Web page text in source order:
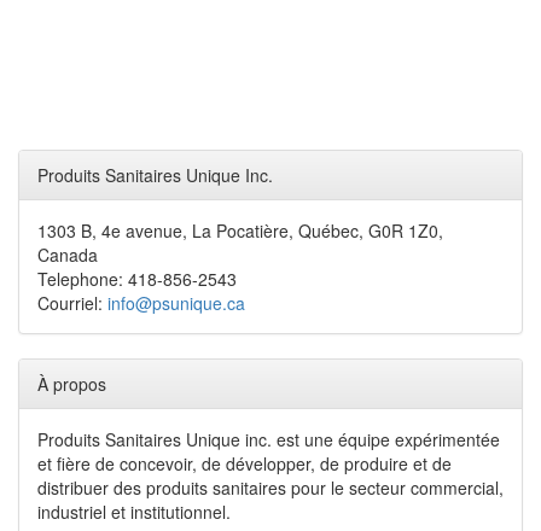
Produits Sanitaires Unique Inc.
1303 B, 4e avenue, La Pocatière, Québec, G0R 1Z0,
Canada
Telephone: 418-856-2543
Courriel: info@psunique.ca
À propos
Produits Sanitaires Unique inc. est une équipe expérimentée
et fière de concevoir, de développer, de produire et de
distribuer des produits sanitaires pour le secteur commercial,
industriel et institutionnel.